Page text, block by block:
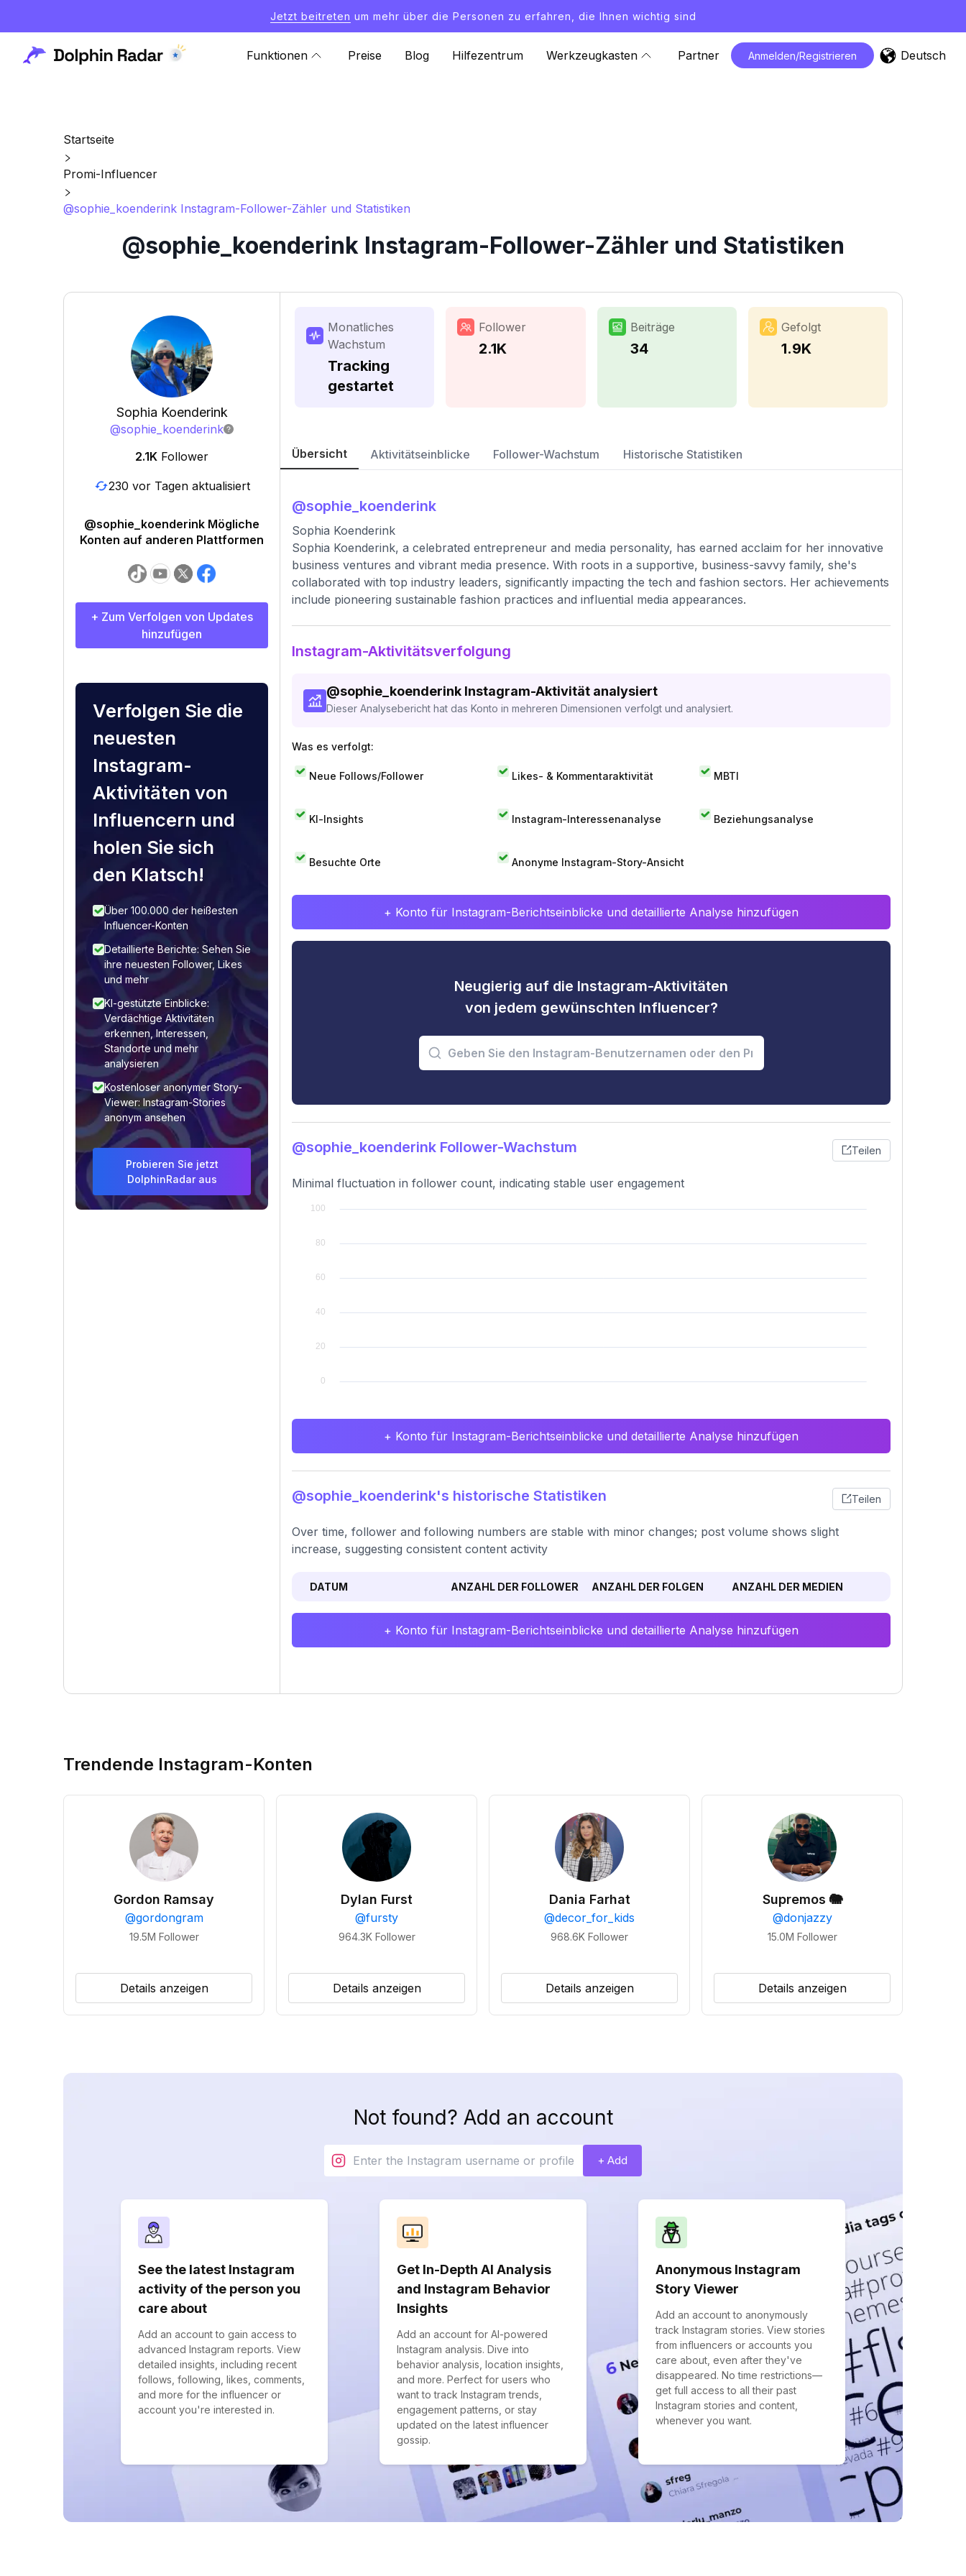
Jetzt beitreten um mehr über die Personen zu erfahren, die Ihnen wichtig sind
Funktionen Preise Blog Hilfezentrum Werkzeugkasten Partner Anmelden/Registrieren Deutsch
Startseite
Promi-Influencer
@sophie_koenderink Instagram-Follower-Zähler und Statistiken
@sophie_koenderink Instagram-Follower-Zähler und Statistiken
Sophia Koenderink
@sophie_koenderink
2.1K Follower
230 vor Tagen aktualisiert
@sophie_koenderink Mögliche
Konten auf anderen Plattformen
+ Zum Verfolgen von Updates
hinzufügen
Verfolgen Sie die
neuesten
Instagram-
Aktivitäten von
Influencern und
holen Sie sich
den Klatsch!
Über 100.000 der heißesten
Influencer-Konten
Detaillierte Berichte: Sehen Sie
ihre neuesten Follower, Likes
und mehr
KI-gestützte Einblicke:
Verdächtige Aktivitäten
erkennen, Interessen,
Standorte und mehr
analysieren
Kostenloser anonymer Story-
Viewer: Instagram-Stories
anonym ansehen
Probieren Sie jetzt
DolphinRadar aus
Monatliches
Wachstum
Tracking
gestartet
Follower
2.1K
Beiträge
34
Gefolgt
1.9K
Übersicht Aktivitätseinblicke Follower-Wachstum Historische Statistiken
@sophie_koenderink
Sophia Koenderink
Sophia Koenderink, a celebrated entrepreneur and media personality, has earned acclaim for her innovative
business ventures and vibrant media presence. With roots in a supportive, business-savvy family, she's
collaborated with top industry leaders, significantly impacting the tech and fashion sectors. Her achievements
include pioneering sustainable fashion practices and influential media appearances.
Instagram-Aktivitätsverfolgung
@sophie_koenderink Instagram-Aktivität analysiert
Dieser Analysebericht hat das Konto in mehreren Dimensionen verfolgt und analysiert.
Was es verfolgt:
Neue Follows/Follower Likes- & Kommentaraktivität MBTI
KI-Insights Instagram-Interessenanalyse Beziehungsanalyse
Besuchte Orte Anonyme Instagram-Story-Ansicht
+ Konto für Instagram-Berichtseinblicke und detaillierte Analyse hinzufügen
Neugierig auf die Instagram-Aktivitäten
von jedem gewünschten Influencer?
@sophie_koenderink Follower-Wachstum Teilen
Minimal fluctuation in follower count, indicating stable user engagement
+ Konto für Instagram-Berichtseinblicke und detaillierte Analyse hinzufügen
@sophie_koenderink's historische Statistiken Teilen
Over time, follower and following numbers are stable with minor changes; post volume shows slight
increase, suggesting consistent content activity
DATUM ANZAHL DER FOLLOWER ANZAHL DER FOLGEN ANZAHL DER MEDIEN
+ Konto für Instagram-Berichtseinblicke und detaillierte Analyse hinzufügen
Trendende Instagram-Konten
Gordon Ramsay
@gordongram
19.5M Follower
Details anzeigen
Dylan Furst
@fursty
964.3K Follower
Details anzeigen
Dania Farhat
@decor_for_kids
968.6K Follower
Details anzeigen
Supremos 🐘
@donjazzy
15.0M Follower
Details anzeigen
Not found? Add an account
+ Add
See the latest Instagram
activity of the person you
care about
Add an account to gain access to
advanced Instagram reports. View
detailed insights, including recent
follows, following, likes, comments,
and more for the influencer or
account you're interested in.
Get In-Depth AI Analysis
and Instagram Behavior
Insights
Add an account for AI-powered
Instagram analysis. Dive into
behavior analysis, location insights,
and more. Perfect for users who
want to track Instagram trends,
engagement patterns, or stay
updated on the latest influencer
gossip.
Anonymous Instagram
Story Viewer
Add an account to anonymously
track Instagram stories. View stories
from influencers or accounts you
care about, even after they've
disappeared. No time restrictions—
get full access to all their past
Instagram stories and content,
whenever you want.